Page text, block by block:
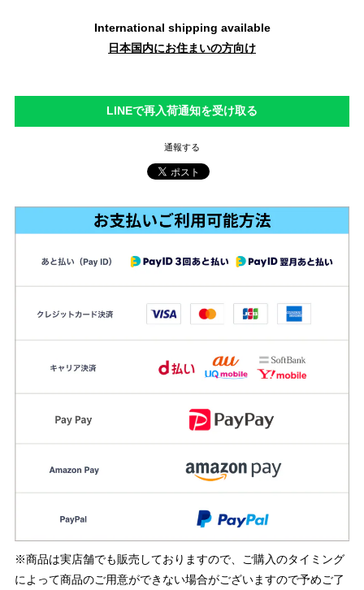
International shipping available
日本国内にお住まいの方向け
LINEで再入荷通知を受け取る
通報する
※商品は実店舗でも販売しておりますので、ご購入のタイミング
によって商品のご用意ができない場合がございますので予めご了